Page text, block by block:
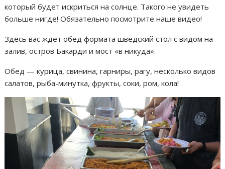
который будет искриться на солнце. Такого не увидеть
больше нигде! Обязательно посмотрите наше видео!
Здесь вас ждет обед формата шведский стол с видом на
залив, остров Бакарди и мост «в никуда».
Обед — курица, свинина, гарниры, рагу, несколько видов
салатов, рыба-минутка, фрукты, соки, ром, кола!